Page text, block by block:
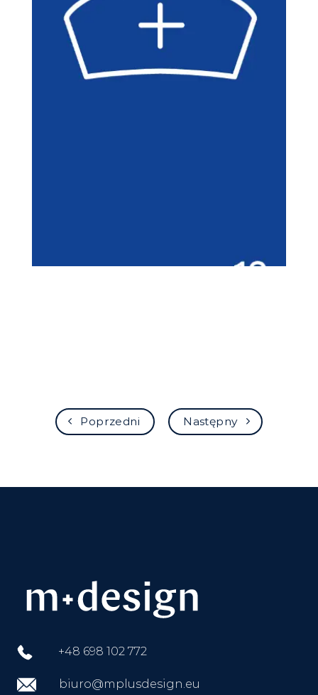
Poprzedni Następny
+48 698 102 772
biuro@mplusdesign.eu